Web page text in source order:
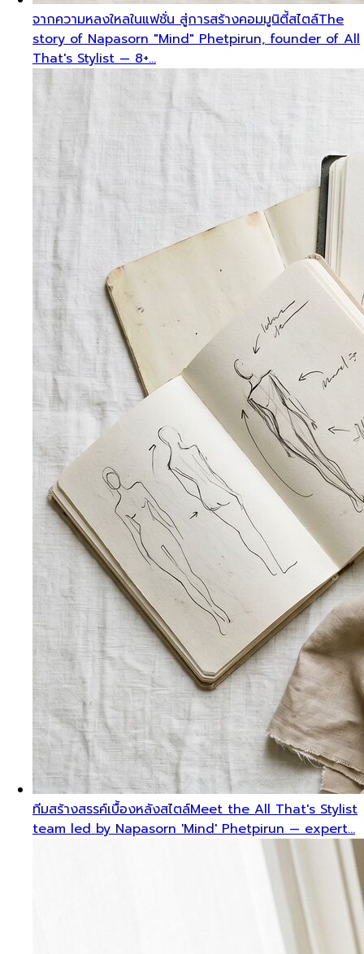
จากความหลงใหลในแฟชั่น สู่การสร้างคอมมูนิตี้สไตล์The
story of Napasorn "Mind" Phetpirun, founder of All
That's Stylist — 8+…
ทีมสร้างสรรค์เบื้องหลังสไตล์Meet the All That's Stylist
team led by Napasorn 'Mind' Phetpirun — expert…